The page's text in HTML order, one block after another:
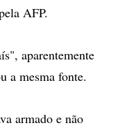
AFP.
aparentemente
a mesma fonte.
armado e não